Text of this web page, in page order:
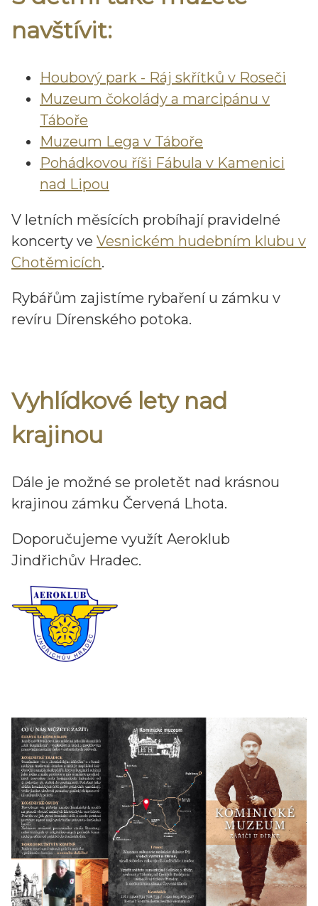
navštívit:
Houbový park - Ráj skřítků v Roseči
Muzeum čokolády a marcipánu v
Táboře
Muzeum Lega v Táboře
Pohádkovou říši Fábula v Kamenici
nad Lipou
V letních měsících probíhají pravidelné
koncerty ve Vesnickém hudebním klubu v
Chotěmicích.
Rybářům zajistíme rybaření u zámku v
revíru Dírenského potoka.
Vyhlídkové lety nad
krajinou
Dále je možné se proletět nad krásnou
krajinou zámku Červená Lhota.
Doporučujeme využít Aeroklub
Jindřichův Hradec.